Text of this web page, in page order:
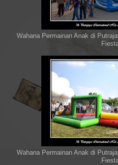
Wahana Permainan Anak di
Wahana Permainan Anak di